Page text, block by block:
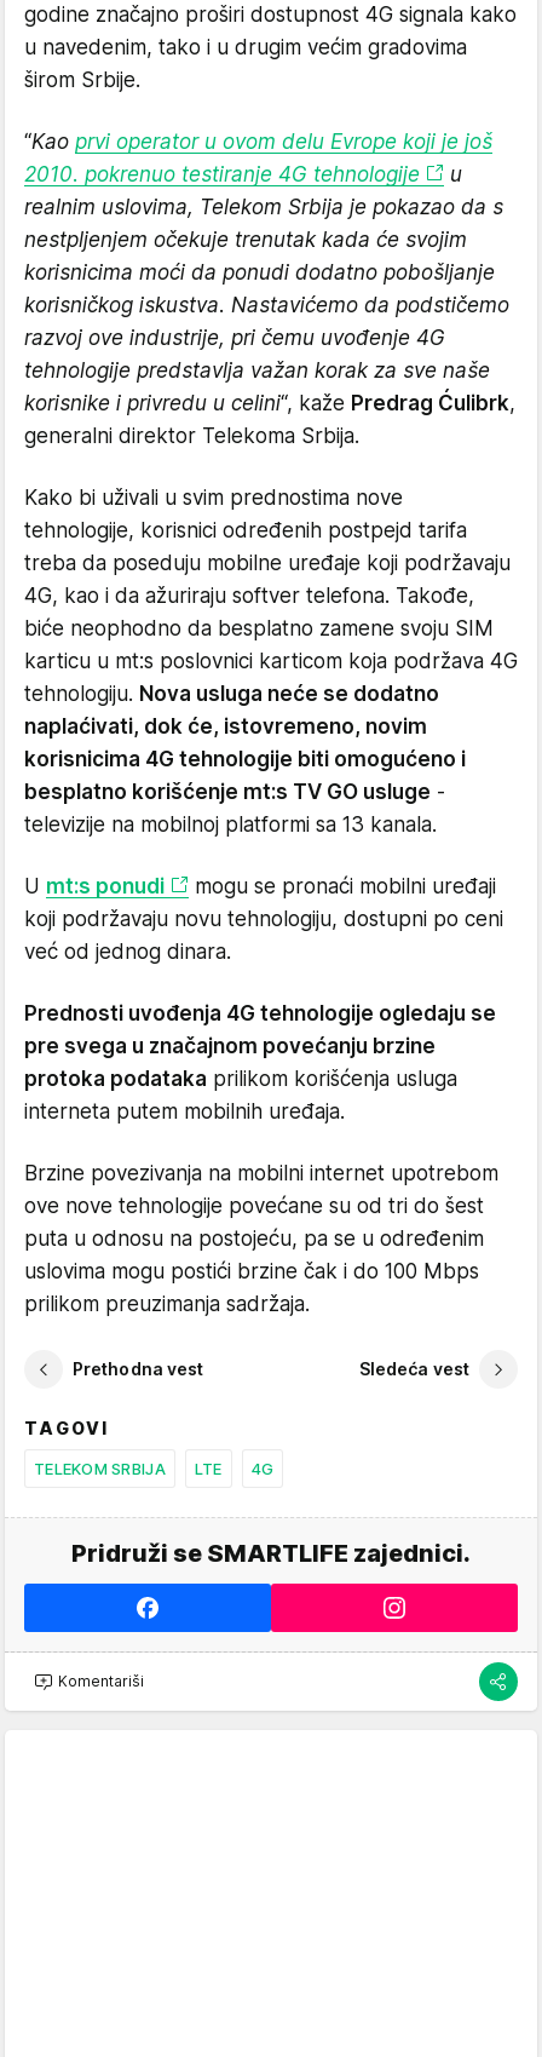
godine značajno proširi dostupnost 4G signala kako
u navedenim, tako i u drugim većim gradovima
širom Srbije.
“Kao prvi operator u ovom delu Evrope koji je još
2010. pokrenuo testiranje 4G tehnologije
u
realnim uslovima, Telekom Srbija je pokazao da s
nestpljenjem očekuje trenutak kada će svojim
korisnicima moći da ponudi dodatno pobošljanje
korisničkog iskustva. Nastavićemo da podstičemo
razvoj ove industrije, pri čemu uvođenje 4G
tehnologije predstavlja važan korak za sve naše
korisnike i privredu u celini“, kaže Predrag Ćulibrk,
generalni direktor Telekoma Srbija.
Kako bi uživali u svim prednostima nove
tehnologije, korisnici određenih postpejd tarifa
treba da poseduju mobilne uređaje koji podržavaju
4G, kao i da ažuriraju softver telefona. Takođe,
biće neophodno da besplatno zamene svoju SIM
karticu u mt:s poslovnici karticom koja podržava 4G
tehnologiju. Nova usluga neće se dodatno
naplaćivati, dok će, istovremeno, novim
korisnicima 4G tehnologije biti omogućeno i
besplatno korišćenje mt:s TV GO usluge -
televizije na mobilnoj platformi sa 13 kanala.
U mt:s ponudi
mogu se pronaći mobilni uređaji
koji podržavaju novu tehnologiju, dostupni po ceni
već od jednog dinara.
Prednosti uvođenja 4G tehnologije ogledaju se
pre svega u značajnom povećanju brzine
protoka podataka prilikom korišćenja usluga
interneta putem mobilnih uređaja.
Brzine povezivanja na mobilni internet upotrebom
ove nove tehnologije povećane su od tri do šest
puta u odnosu na postojeću, pa se u određenim
uslovima mogu postići brzine čak i do 100 Mbps
prilikom preuzimanja sadržaja.
Prethodna vest Sledeća vest
TAGOVI
TELEKOM SRBIJA LTE 4G
Pridruži se SMARTLIFE zajednici.
Komentariši